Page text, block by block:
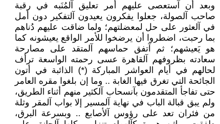
وبعد أن آستعصى عليهم أمر تعليق آلمُنَبه في رقبة
صاحب آلصولة، جعلوا يفكرون يعيدون آلتفكير دون أمل
في آلعثور على حل لمعضلتهم؛ ولما ضاقت عليهم دُناهم
بما رحبت، اضطروا أن يرضخوا للأمر الواقع يعيشونه كما
هو يَعيشهم؛ ثم آتفق حماسهم آلمتقد على مصارحة
سعادته بظروفهم آلقاهرة عسى رحمته الواسعة ترأف
لحالهم في أيام العواشر المباركة (*) الذائبة في أتون
الجائحة التي تغرق فيها الغابة .. وما إن بلغوا مقره العامر
حتى تفاجأ المتقدمون بآنسحاب آلكثير منهم أثناء الطريق،
ولم يبق قبالة الباب في نهاية آلمسير إلا بواب آلمقر وثلة
من فئران تعد على رؤوس آلأصابع .. وبسرعة البرق،